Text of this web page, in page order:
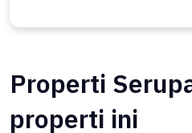
Properti
properti ini